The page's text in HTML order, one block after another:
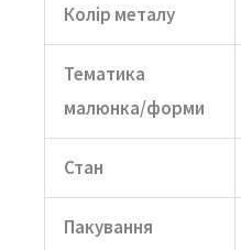
Колір металу
Тематика
малюнка/форми
Стан
Пакування